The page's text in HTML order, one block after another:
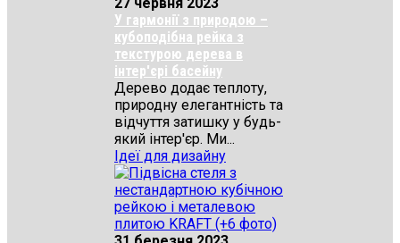
У гармонії з природою –
кубоподібна рейка з
текстурою дерева в
інтер'єрі басейну
Дерево додає теплоту,
природну елегантність та
відчуття затишку у будь-
який інтер'єр. Ми...
Ідеї для дизайну